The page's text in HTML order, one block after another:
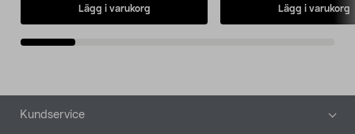
Lägg i varukorg Lägg i varukorg
Sidfot
Kundservice